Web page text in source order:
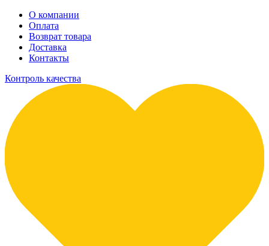
О компании
Оплата
Возврат товара
Доставка
Контакты
Контроль качества